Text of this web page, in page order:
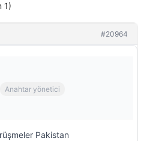
1)
#20964
Anahtar yönetici
Pakistan